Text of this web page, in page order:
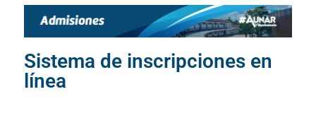
Sistema de inscripciones en
línea